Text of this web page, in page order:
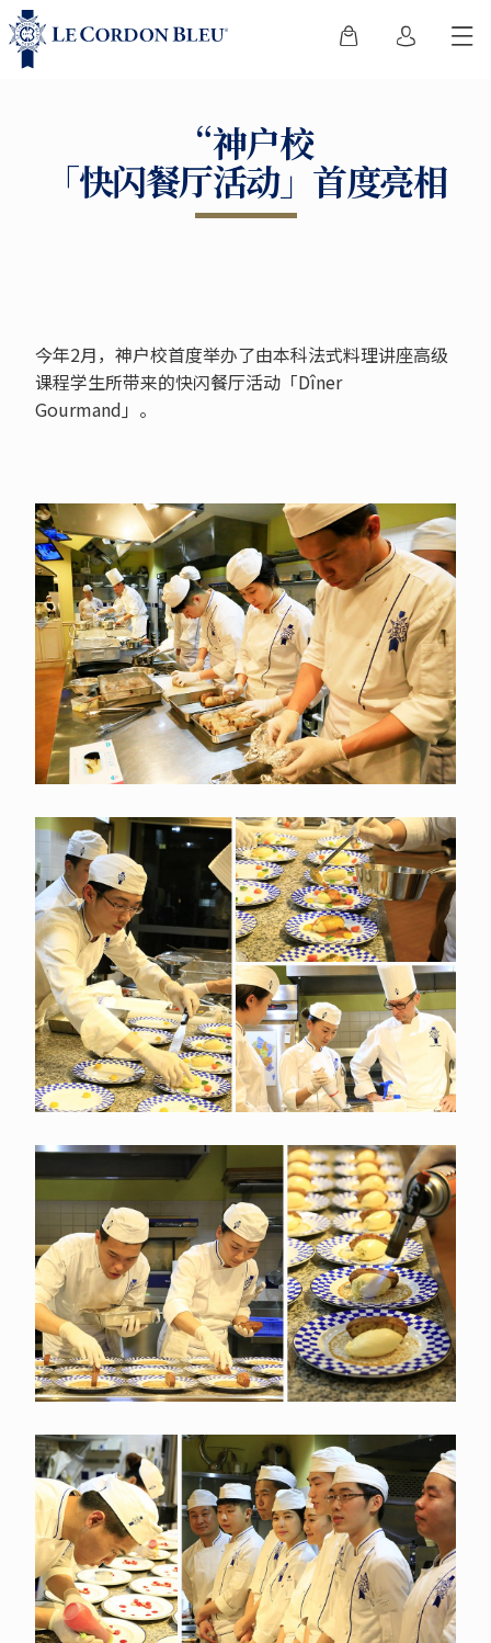
“神户校
「快闪餐厅活动」首度亮相
今年2月，神户校首度举办了由本科法式料理讲座高级
课程学生所带来的快闪餐厅活动「Dîner
Gourmand」。